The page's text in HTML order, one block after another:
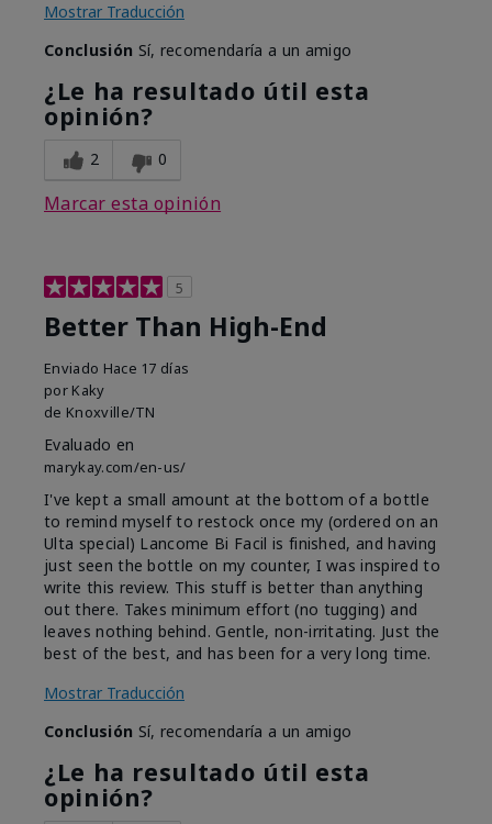
Mostrar Traducción
Conclusión Sí, recomendaría a un amigo
¿Le ha resultado útil esta
opinión?
2 0
Marcar esta opinión
5
Better Than High-End
Enviado Hace 17 días
por Kaky
de Knoxville/TN
Evaluado en
marykay.com/en-us/
I've kept a small amount at the bottom of a bottle
to remind myself to restock once my (ordered on an
Ulta special) Lancome Bi Facil is finished, and having
just seen the bottle on my counter, I was inspired to
write this review. This stuff is better than anything
out there. Takes minimum effort (no tugging) and
leaves nothing behind. Gentle, non-irritating. Just the
best of the best, and has been for a very long time.
Mostrar Traducción
Conclusión Sí, recomendaría a un amigo
¿Le ha resultado útil esta
opinión?